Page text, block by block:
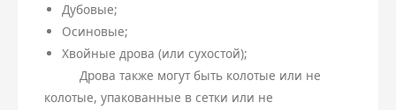
Дубовые;
Осиновые;
Хвойные дрова (или сухостой);
Дрова также могут быть колотые или не
колотые, упакованные в сетки или не